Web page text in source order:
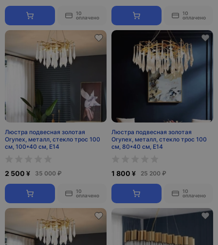
10
оплачено
10
оплачено
Люстра подвесная золотая
Orynex, металл, стекло трос 100
см, 100*40 см, E14
2 500 ¥ 35 000 ₽
10
оплачено
Люстра подвесная золотая
Orynex, металл, стекло трос 100
см, 80*40 см, E14
1 800 ¥ 25 200 ₽
10
оплачено